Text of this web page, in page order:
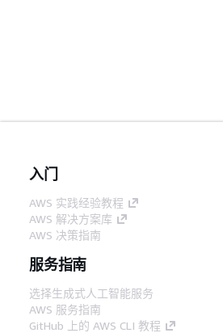
入门
AWS 实践经验教程
AWS 解决方案库
AWS 决策指南
服务指南
选择生成式人工智能服务
AWS 服务指南
GitHub 上的 AWS CLI 教程